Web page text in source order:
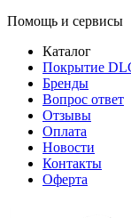
Помощь и сервисы
Каталог
Покрытие
Бренды
Вопрос ответ
Отзывы
Оплата
Новости
Контакты
Оферта